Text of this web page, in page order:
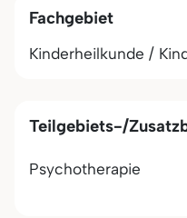
Fachgebiet
Kinderheilkunde /
Teilgebiets-/
Psychotherapie